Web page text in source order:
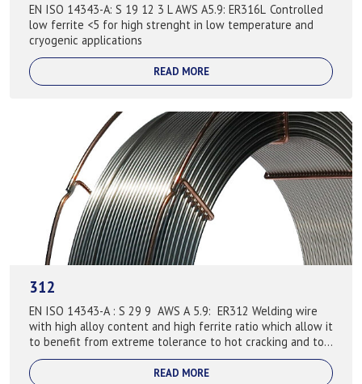
EN ISO 14343-A: S 19 12 3 L AWS A5.9: ER316L Controlled
low ferrite <5 for high strenght in low temperature and
cryogenic applications
READ MORE
312
EN ISO 14343-A : S 29 9 AWS A 5.9: ER312 Welding wire
with high alloy content and high ferrite ratio which allow it
to benefit from extreme tolerance to hot cracking and to
dilution with a wid...
READ MORE